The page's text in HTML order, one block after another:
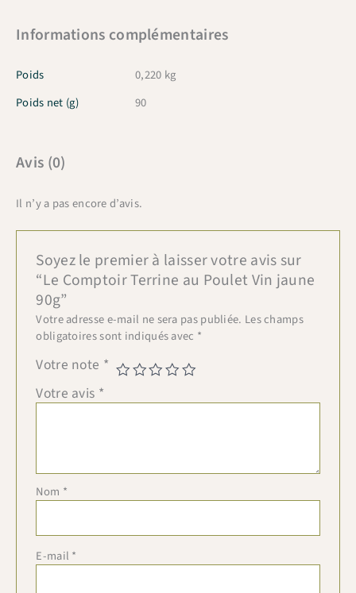
Informations complémentaires
Poids
0,220 kg
Poids net (g)
90
Avis (0)
Il n’y a pas encore d’avis.
Soyez le premier à laisser votre avis sur
“Le Comptoir Terrine au Poulet Vin jaune
90g”
Votre adresse e-mail ne sera pas publiée. Les champs
obligatoires sont indiqués avec *
Votre note *
Votre avis *
Nom *
E-mail *